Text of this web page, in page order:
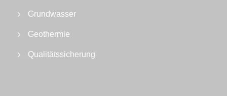
Grundwasser
Geothermie
Qualitätssicherung